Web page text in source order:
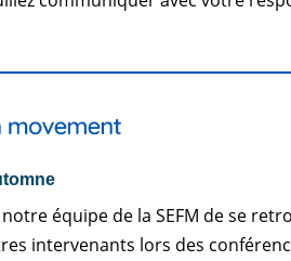
équipe de la SEFM de se
intervenants lors des